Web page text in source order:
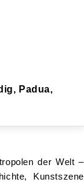
Padua,
der Welt –
Kunstszene